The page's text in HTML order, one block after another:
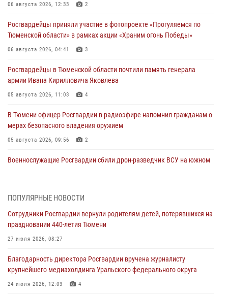
06 августа 2026, 12:33 2
Росгвардейцы приняли участие в фотопроекте «Прогуляемся по
Тюменской области» в рамках акции «Храним огонь Победы»
06 августа 2026, 04:41 3
Росгвардейцы в Тюменской области почтили память генерала
армии Ивана Кирилловича Яковлева
05 августа 2026, 11:03 4
В Тюмени офицер Росгвардии в радиоэфире напомнил гражданам о
мерах безопасного владения оружием
05 августа 2026, 09:56 2
Военнослужащие Росгвардии сбили дрон-разведчик ВСУ на южном
масштабных спортивных событий на Урале
05 августа 2026, 05:22
виновника ДТП
05 августа 2026, 05:15
ПОПУЛЯРНЫЕ НОВОСТИ
Сотрудники Росгвардии вернули родителям детей, потерявшихся на
праздновании 440-летия Тюмени
27 июля 2026, 08:27
Благодарность директора Росгвардии вручена журналисту
крупнейшего медиахолдинга Уральского федерального округа
24 июля 2026, 12:03 4